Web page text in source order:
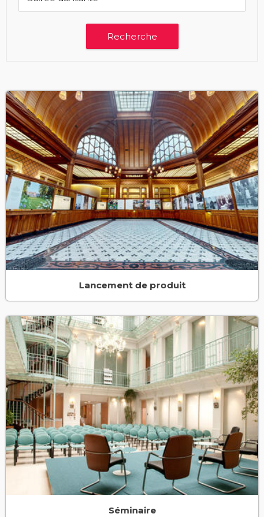
Lancement de produit
Séminaire